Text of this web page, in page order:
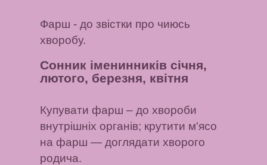
Фарш - до звістки про чиюсь
хворобу.
Сонник іменинників січня,
лютого, березня, квітня
Купувати фарш – до хвороби
внутрішніх органів; крутити м'ясо
на фарш — доглядати хворого
родича.